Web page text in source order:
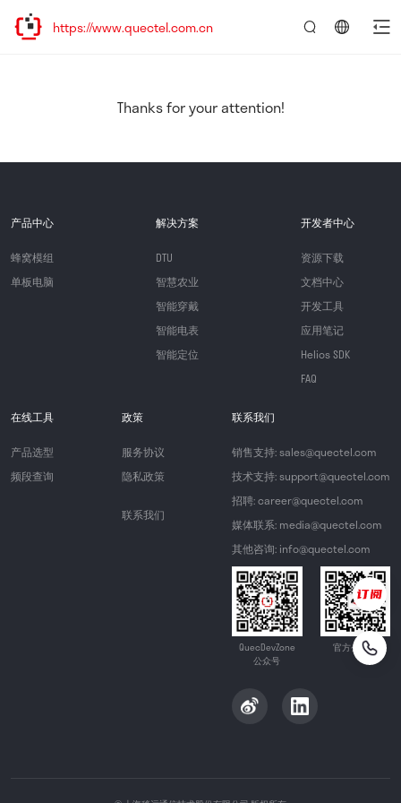
新址：https://www.quectel.com.cn
Thanks for your attention!
产品中心
蜂窝模组
单板电脑
解决方案
DTU
智慧农业
智能穿戴
智能电表
智能定位
开发者中心
资源下载
文档中心
开发工具
应用笔记
Helios SDK
FAQ
在线工具
产品选型
频段查询
政策
服务协议
隐私政策
联系我们
联系我们
销售支持: sales@quectel.com
技术支持: support@quectel.com
招聘: career@quectel.com
媒体联系: media@quectel.com
其他咨询: info@quectel.com
QuecDevZone
公众号
官方公众号